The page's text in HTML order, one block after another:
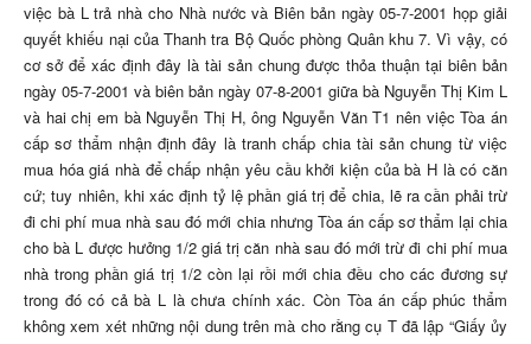
việc bà L trả nhà cho Nhà nước và Biên bản ngày 05-7-2001 họp giải
quyết khiếu nại của Thanh tra Bộ Quốc phòng Quân khu 7. Vì vậy, có
cơ sở để xác định đây là tài sản chung được thỏa thuận tại biên bản
ngày 05-7-2001 và biên bản ngày 07-8-2001 giữa bà Nguyễn Thị Kim L
và hai chị em bà Nguyễn Thị H, ông Nguyễn Văn T1 nên việc Tòa án
cấp sơ thẩm nhận định đây là tranh chấp chia tài sản chung từ việc
mua hóa giá nhà để chấp nhận yêu cầu khởi kiện của bà H là có căn
cứ; tuy nhiên, khi xác định tỷ lệ phần giá trị để chia, lẽ ra cần phải trừ
đi chi phí mua nhà sau đó mới chia nhưng Tòa án cấp sơ thẩm lại chia
cho bà L được hưởng 1/2 giá trị căn nhà sau đó mới trừ đi chi phí mua
nhà trong phần giá trị 1/2 còn lại rồi mới chia đều cho các đương sự
trong đó có cả bà L là chưa chính xác. Còn Tòa án cấp phúc thẩm
không xem xét những nội dung trên mà cho rằng cụ T đã lập “Giấy ủy